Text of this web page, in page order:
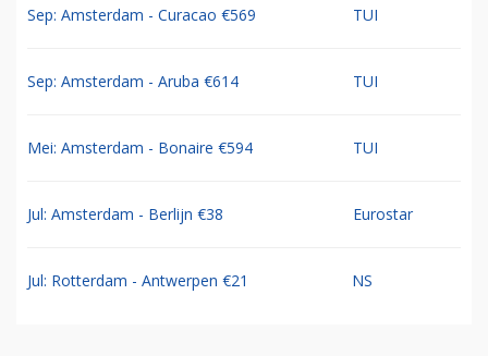
Sep: Amsterdam - Curacao €569 TUI
Sep: Amsterdam - Aruba €614 TUI
Mei: Amsterdam - Bonaire €594 TUI
Jul: Amsterdam - Berlijn €38 Eurostar
Jul: Rotterdam - Antwerpen €21 NS